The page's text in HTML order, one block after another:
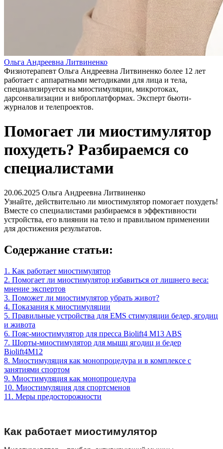
Ольга Андреевна Литвиненко
Физиотерапевт Ольга Андреевна Литвиненко более 12 лет
работает с аппаратными методиками для лица и тела,
специализируется на миостимуляции, микротоках,
дарсонвализации и виброплатформах. Эксперт бьюти-
журналов и телепроектов.
Помогает ли миостимулятор
похудеть? Разбираемся со
специалистами
20.06.2025 Ольга Андреевна Литвиненко
Узнайте, действительно ли миостимулятор помогает похудеть!
Вместе со специалистами разбираемся в эффективности
устройства, его влиянии на тело и правильном применении
для достижения результатов.
Содержание статьи:
1. Как работает миостимулятор
2. Помогает ли миостимулятор избавиться от лишнего веса:
мнение экспертов
3. Поможет ли миостимулятор убрать живот?
4. Показания к миостимуляции
5. Правильные устройства для EMS стимуляции бедер, ягодиц
и живота
6. Пояс-миостимулятор для пресса Biolift4 M13 ABS
7. Шорты-миостимулятор для мышц ягодиц и бедер
Biolift4M12
8. Миостимуляция как монопроцедура и в комплексе с
занятиями спортом
9. Миостимуляция как монопроцедура
10. Миостимуляция для спортсменов
11. Меры предосторожности
Как работает миостимулятор